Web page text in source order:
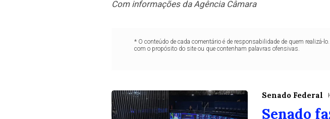
Com informações da Agência Câmara
* O conteúdo de cada comentário é de responsabilidade de quem realizá-
com o propósito do site ou que contenham palavras ofensivas.
Senado Federal
Senado